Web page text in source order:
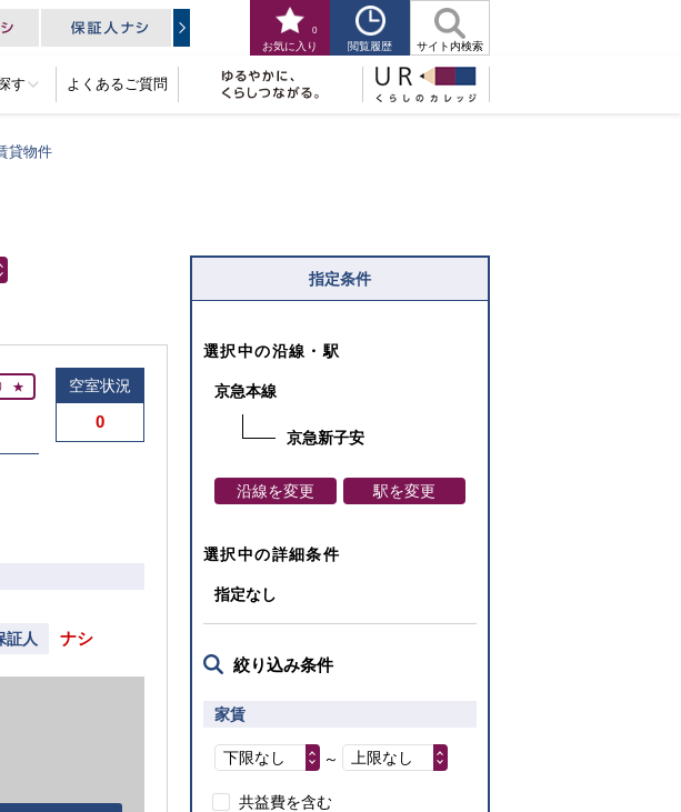
お気に入り
0
閲覧履歴 サイト内検索
す よくあるご質問
貸物件
空室状況
0
証人 ナシ
指定条件
選択中の沿線・駅
京急本線
京急新子安
沿線を変更 駅を変更
選択中の詳細条件
指定なし
絞り込み条件
家賃
下限なし ～ 上限なし
共益費を含む